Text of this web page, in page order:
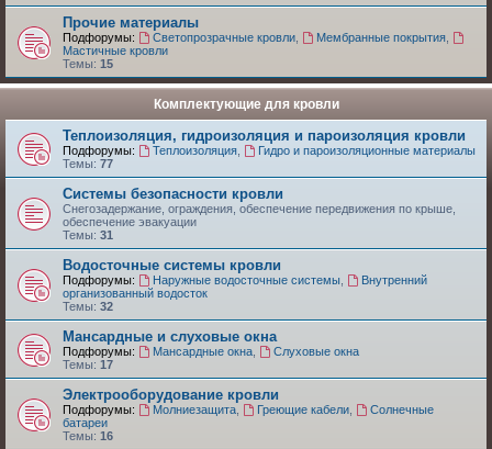
Прочие материалы
Подфорумы: Светопрозрачные кровли, Мембранные покрытия,
Мастичные кровли
Темы: 15
Комплектующие для кровли
Теплоизоляция, гидроизоляция и пароизоляция кровли
Подфорумы: Теплоизоляция,
Гидро и пароизоляционные материалы
Темы: 77
Системы безопасности кровли
Снегозадержание, ограждения, обеспечение передвижения по крыше,
обеспечение эвакуации
Темы: 31
Водосточные системы кровли
Подфорумы: Наружные водосточные системы,
Внутренний
организованный водосток
Темы: 32
Мансардные и слуховые окна
Подфорумы: Мансардные окна,
Слуховые окна
Темы: 17
Электрооборудование кровли
Подфорумы: Молниезащита, Греющие кабели,
Солнечные
батареи
Темы: 16